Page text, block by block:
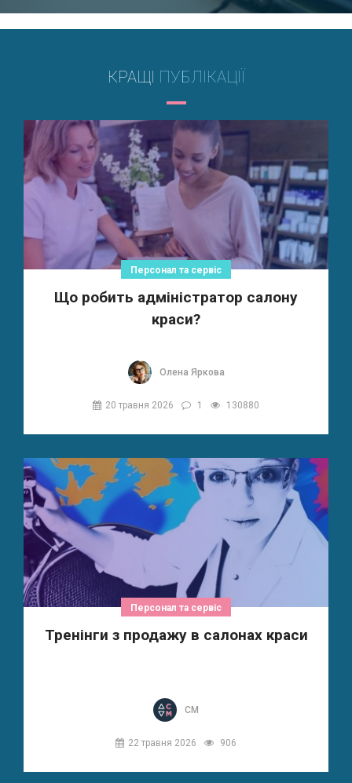
КРАЩІ ПУБЛІКАЦІЇ
Персонал та сервіс
Що робить адміністратор салону
краси?
Олена Яркова
20 травня 2026 1 130880
Персонал та сервіс
Тренінги з продажу в салонах краси
СМ
22 травня 2026 906